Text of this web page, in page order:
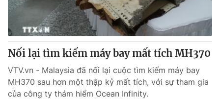
Vươn mình bằng AI
VTV9 VTV8
Liên hệ tòa soạn English
Nối lại tìm kiếm máy bay mất tích MH370
VTV.vn - Malaysia đã nối lại cuộc tìm kiếm máy bay
MH370 sau hơn một thập kỷ mất tích, với sự tham gia
của công ty thám hiểm Ocean Infinity.